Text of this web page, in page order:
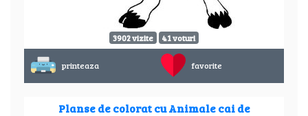
3902 vizite 41 voturi
printeaza favorite
Planse de colorat cu Animale cai de